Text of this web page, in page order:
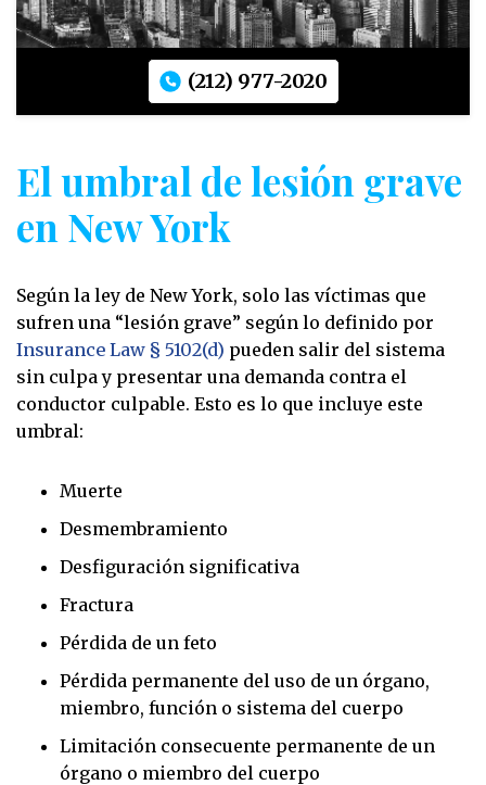
(212) 977-2020
El umbral de lesión grave
en New York
Según la ley de New York, solo las víctimas que
sufren una “lesión grave” según lo definido por
Insurance Law § 5102(d) pueden salir del sistema
sin culpa y presentar una demanda contra el
conductor culpable. Esto es lo que incluye este
umbral:
Muerte
Desmembramiento
Desfiguración significativa
Fractura
Pérdida de un feto
Pérdida permanente del uso de un órgano,
miembro, función o sistema del cuerpo
Limitación consecuente permanente de un
órgano o miembro del cuerpo